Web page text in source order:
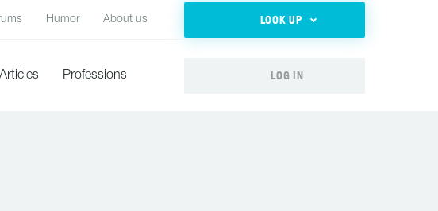
Humor About us LOOK UP
Articles Professions LOG IN